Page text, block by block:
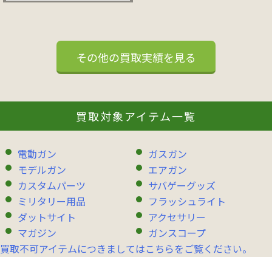
その他の買取実績を見る
買取対象アイテム一覧
電動ガン
ガスガン
モデルガン
エアガン
カスタムパーツ
サバゲーグッズ
ミリタリー用品
フラッシュライト
ダットサイト
アクセサリー
マガジン
ガンスコープ
買取不可アイテムにつきましてはこちらをご覧ください。